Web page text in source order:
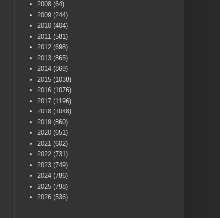
2008 (64)
2009 (244)
2010 (404)
2011 (581)
2012 (698)
2013 (865)
2014 (869)
2015 (1038)
2016 (1076)
2017 (1196)
2018 (1048)
2019 (860)
2020 (651)
2021 (602)
2022 (731)
2023 (749)
2024 (786)
2025 (798)
2026 (536)